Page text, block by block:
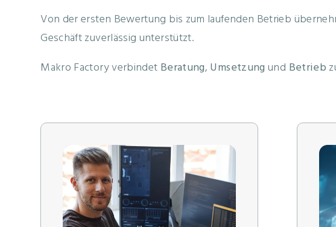
Von der ersten Bewertung bis zum laufenden Betrieb
Geschäft zuverlässig unterstützt.
Makro Factory verbindet Beratung, Umsetzung und Betrieb